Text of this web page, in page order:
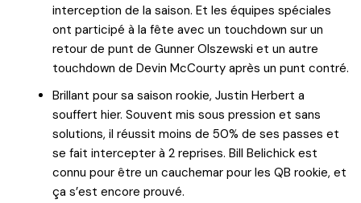
interception de la saison. Et les équipes spéciales
ont participé à la fête avec un touchdown sur un
retour de punt de Gunner Olszewski et un autre
touchdown de Devin McCourty après un punt contré.
Brillant pour sa saison rookie, Justin Herbert a
souffert hier. Souvent mis sous pression et sans
solutions, il réussit moins de 50% de ses passes et
se fait intercepter à 2 reprises. Bill Belichick est
connu pour être un cauchemar pour les QB rookie, et
ça s’est encore prouvé.